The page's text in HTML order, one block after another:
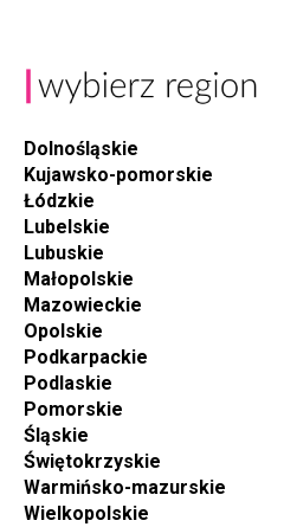
Dolnośląskie
Kujawsko-pomorskie
Łódzkie
Lubelskie
Lubuskie
Małopolskie
Mazowieckie
Opolskie
Podkarpackie
Podlaskie
Pomorskie
Śląskie
Świętokrzyskie
Warmińsko-mazurskie
Wielkopolskie